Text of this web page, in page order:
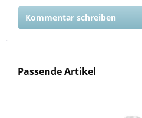
Kommentar schreiben
Passende Artikel